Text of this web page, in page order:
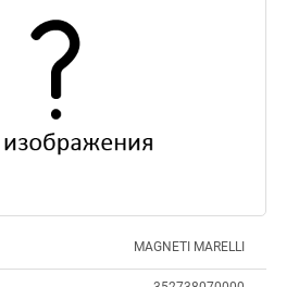
MAGNETI MARELLI